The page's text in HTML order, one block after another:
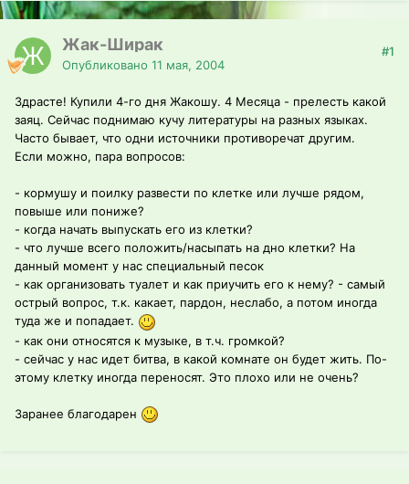
Жак-Ширак
Опубликовано 11 мая, 2004
#1
Здрасте! Купили 4-го дня Жакошу. 4 Месяца - прелесть какой
заяц. Сейчас поднимаю кучу литературы на разных языках.
Часто бывает, что одни источники противоречат другим.
Если можно, пара вопросов:
- кормушу и поилку развести по клетке или лучше рядом,
повыше или пониже?
- когда начать выпускать его из клетки?
- что лучше всего положить/насыпать на дно клетки? На
данный момент у нас специальный песок
- как организовать туалет и как приучить его к нему? - самый
острый вопрос, т.к. какает, пардон, неслабо, а потом иногда
туда же и попадает.
- как они относятся к музыке, в т.ч. громкой?
- сейчас у нас идет битва, в какой комнате он будет жить. По-
этому клетку иногда переносят. Это плохо или не очень?
Заранее благодарен